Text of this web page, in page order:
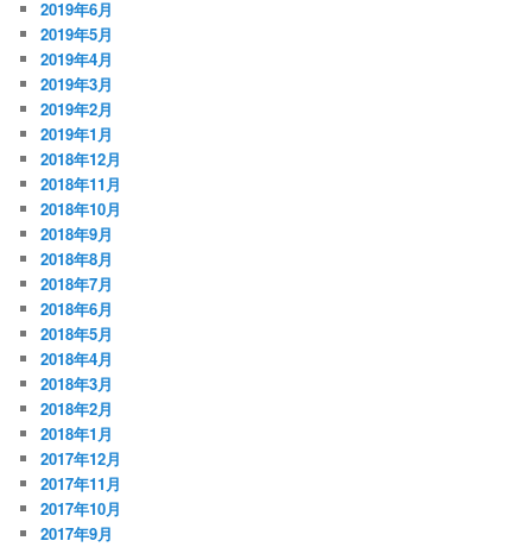
2019年6月
2019年5月
2019年4月
2019年3月
2019年2月
2019年1月
2018年12月
2018年11月
2018年10月
2018年9月
2018年8月
2018年7月
2018年6月
2018年5月
2018年4月
2018年3月
2018年2月
2018年1月
2017年12月
2017年11月
2017年10月
2017年9月